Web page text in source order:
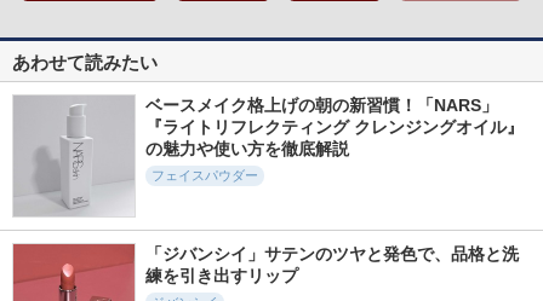
あわせて読みたい
ベースメイク格上げの朝の新習慣！「NARS」
『ライトリフレクティング クレンジングオイル』
の魅力や使い方を徹底解説
フェイスパウダー
「ジバンシイ」サテンのツヤと発色で、品格と洗
練を引き出すリップ